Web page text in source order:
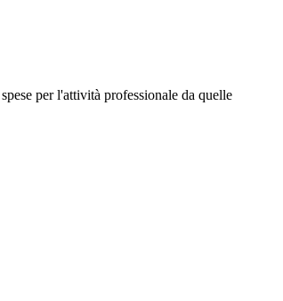
per l'attività professionale da quelle